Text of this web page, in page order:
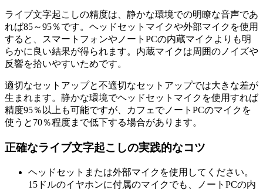
ライブ文字起こしの精度は、静かな環境での明瞭な音声であ
れば85～95％です。ヘッドセットマイクや外部マイクを使用
すると、スマートフォンやノートPCの内蔵マイクよりも明
らかに良い結果が得られます。内蔵マイクは周囲のノイズや
反響を拾いやすいためです。
適切なセットアップと不適切なセットアップでは大きな差が
生まれます。静かな環境でヘッドセットマイクを使用すれば
精度95％以上も可能ですが、カフェでノートPCのマイクを
使うと70％程度まで低下する場合があります。
正確なライブ文字起こしの実践的なコツ
ヘッドセットまたは外部マイクを使用してください。
15ドルのイヤホンに付属のマイクでも、ノートPCの内